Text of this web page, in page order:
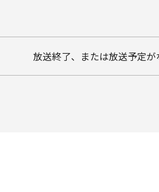
放送終了、または放送予定